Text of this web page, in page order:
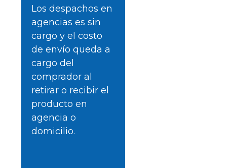
Los despachos en
agencias es sin
cargo y el costo
de envío queda a
cargo del
comprador al
retirar o recibir el
producto en
agencia o
domicilio.